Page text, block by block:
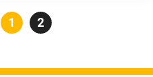
for Rare Diseases in ...
Berichten
Pagina
1 Pagina
2